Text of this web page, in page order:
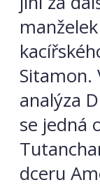
Sitamon.
analýza
se jedná
dceru